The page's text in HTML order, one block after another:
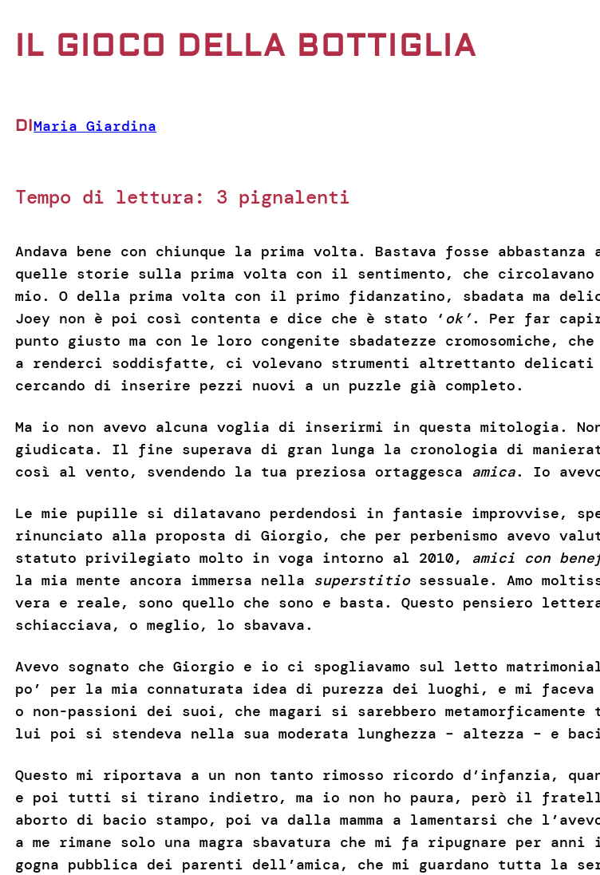
IL GIOCO DELLA BOTTIGLIA
DIMaria Giardina
Tempo di lettura: 3 pignalenti
Andava bene con chiunque la prima volta. Bastava fosse
quelle storie sulla prima volta con il sentimento, che
mio. O della prima volta con il primo fidanzatino, sbadata ma
Joey non è poi così contenta e dice che è stato ‘ ok’. Per far
punto giusto ma con le loro congenite sbadatezze cromosomiche,
a renderci soddisfatte, ci volevano strumenti altrettanto delicati
cercando di inserire pezzi nuovi a un puzzle già completo.
Ma io non avevo alcuna voglia di inserirmi in questa mitologia. Non
giudicata. Il fine superava di gran lunga la cronologia di
così al vento, svendendo la tua preziosa ortaggesca amica. Io
Le mie pupille si dilatavano perdendosi in fantasie improvvise,
rinunciato alla proposta di Giorgio, che per perbenismo avevo
statuto privilegiato molto in voga intorno al 2010, amici con
la mia mente ancora immersa nella superstitiosessuale. Amo
vera e reale, sono quello che sono e basta. Questo pensiero
schiacciava, o meglio, lo sbavava.
Avevo sognato che Giorgio e io ci spogliavamo sul letto
po’ per la mia connaturata idea di purezza dei luoghi, e mi
o non-passioni dei suoi, che magari si sarebbero
lui poi si stendeva nella sua moderata lunghezza – altezza – e
Questo mi riportava a un non tanto rimosso ricordo d’infanzia,
e poi tutti si tirano indietro, ma io non ho paura, però il fratello
aborto di bacio stampo, poi va dalla mamma a lamentarsi che
a me rimane solo una magra sbavatura che mi fa ripugnare per
gogna pubblica dei parenti dell’amica, che mi guardano tutta la